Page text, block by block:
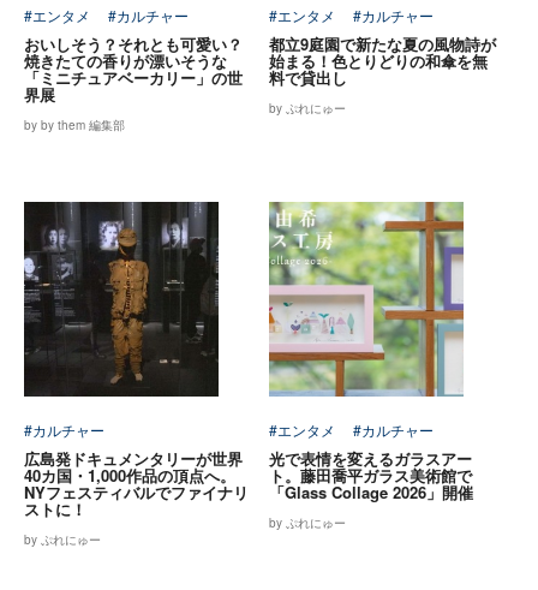
#エンタメ #カルチャー
おいしそう？それとも可愛い？
焼きたての香りが漂いそうな
「ミニチュアベーカリー」の世
界展
by by them 編集部
#エンタメ #カルチャー
都立9庭園で新たな夏の風物詩が
始まる！色とりどりの和傘を無
料で貸出し
by ぷれにゅー
#カルチャー
広島発ドキュメンタリーが世界
40カ国・1,000作品の頂点へ。
NYフェスティバルでファイナリ
ストに！
by ぷれにゅー
#エンタメ #カルチャー
光で表情を変えるガラスアー
ト。藤田喬平ガラス美術館で
「Glass Collage 2026」開催
by ぷれにゅー